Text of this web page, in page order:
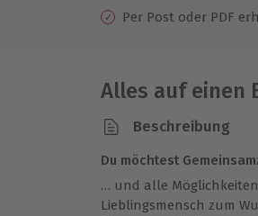
Per Post oder PDF
Alles auf einen
Beschreibung
Du möchtest
… und alle
Lieblingsmensch zum